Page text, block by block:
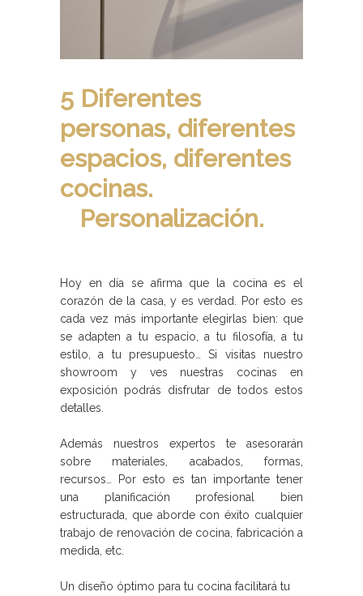
5 Diferentes
personas, diferentes
espacios, diferentes
cocinas.
Personalización.
Hoy en día se afirma que la cocina es el
corazón de la casa, y es verdad. Por esto es
cada vez más importante elegirlas bien: que
se adapten a tu espacio, a tu filosofía, a tu
estilo, a tu presupuesto… Si visitas nuestro
showroom y ves nuestras cocinas en
exposición podrás disfrutar de todos estos
detalles.
Además nuestros expertos te asesorarán
sobre materiales, acabados, formas,
recursos… Por esto es tan importante tener
una planificación profesional bien
estructurada, que aborde con éxito cualquier
trabajo de renovación de cocina, fabricación a
medida, etc.
Un diseño óptimo para tu cocina facilitará tu